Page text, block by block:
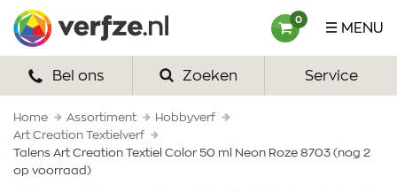
naar
content
MENU
0
HOME
VERF
VERFSETS
Bel ons Zoeken Service
Home Assortiment
Hobbyverf
Art Creation Textielverf
Talens Art Creation Textiel Color 50 ml Neon Roze 8703 (nog 2
op voorraad)